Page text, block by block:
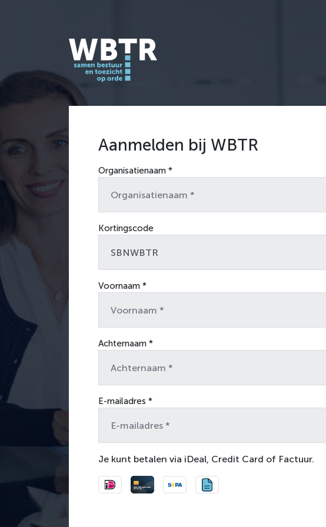
Aanmelden bij WBTR
Organisatienaam *
Kortingscode
Voornaam *
Achternaam *
E-mailadres *
Je kunt betalen via iDeal, Credit Card of Factuur.